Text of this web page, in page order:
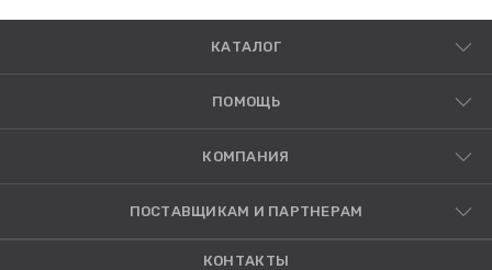
КАТАЛОГ
ПОМОЩЬ
КОМПАНИЯ
ПОСТАВЩИКАМ И ПАРТНЕРАМ
КОНТАКТЫ